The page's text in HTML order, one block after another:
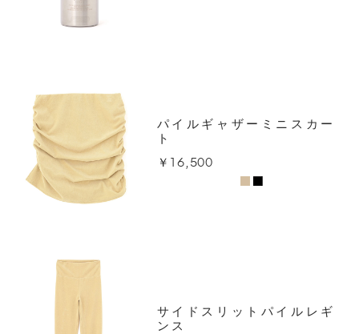
パイルギャザーミニスカー
ト
￥16,500
サイドスリットパイルレギ
ンス